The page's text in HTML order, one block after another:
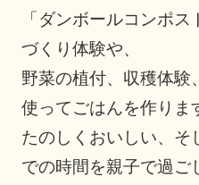
「ダンボールコンポ
づくり体験や、
野菜の植付、収穫体験
使ってごはんを作りま
たのしくおいしい、そ
での時間を親子で過ご